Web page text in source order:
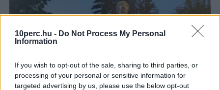
10perc.hu - Do Not Process My Personal
Information
If you wish to opt-out of the sale, sharing to third parties, or
processing of your personal or sensitive information for
targeted advertising by us, please use the below opt-out